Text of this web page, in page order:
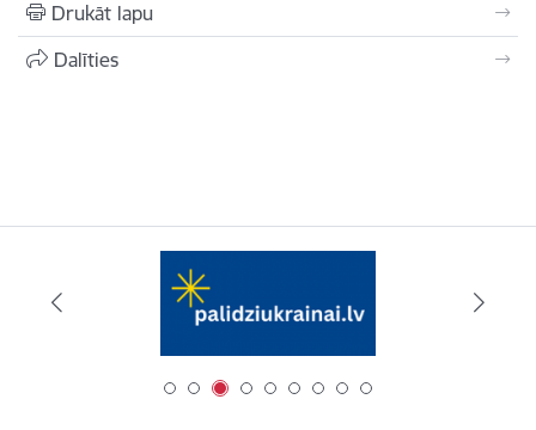
Drukāt lapu
Dalīties